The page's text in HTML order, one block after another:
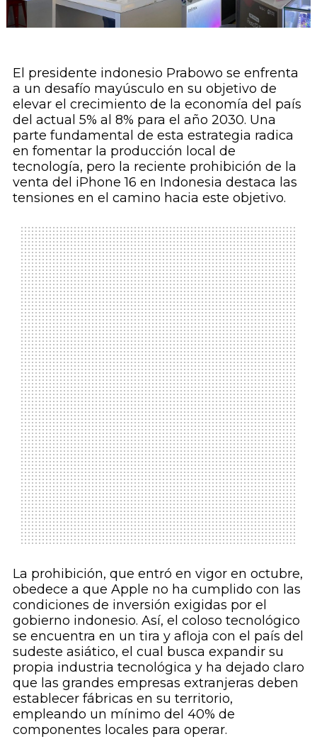
El presidente indonesio Prabowo se enfrenta
a un desafío mayúsculo en su objetivo de
elevar el crecimiento de la economía del país
del actual 5% al 8% para el año 2030. Una
parte fundamental de esta estrategia radica
en fomentar la producción local de
tecnología, pero la reciente prohibición de la
venta del iPhone 16 en Indonesia destaca las
tensiones en el camino hacia este objetivo.
La prohibición, que entró en vigor en octubre,
obedece a que Apple no ha cumplido con las
condiciones de inversión exigidas por el
gobierno indonesio. Así, el coloso tecnológico
se encuentra en un tira y afloja con el país del
sudeste asiático, el cual busca expandir su
propia industria tecnológica y ha dejado claro
que las grandes empresas extranjeras deben
establecer fábricas en su territorio,
empleando un mínimo del 40% de
componentes locales para operar.